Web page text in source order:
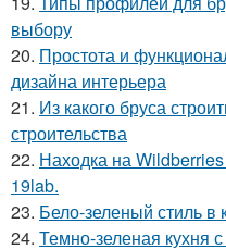
выбору
20. Простота и
дизайна интерьера
21. Из какого бруса
строительства
22. Находка на
19lab.
23. Бело-зеленый стиль в
24. Темно-зеленая кухня